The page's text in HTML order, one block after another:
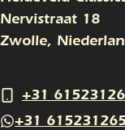
Nervistraat 18
Zwolle,
+31
+31